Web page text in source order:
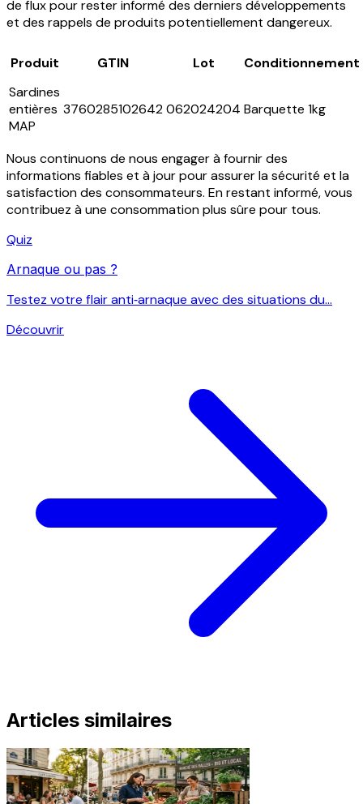
de flux pour rester informé des derniers développements
et des rappels de produits potentiellement dangereux.
Produit GTIN Lot
Conditionnement
Sardines
entières
MAP
3760285102642062024204 Barquette 1kg
Nous continuons de nous engager à fournir des
informations fiables et à jour pour assurer la sécurité et la
satisfaction des consommateurs. En restant informé, vous
contribuez à une consommation plus sûre pour tous.
Quiz
Arnaque ou pas ?
Testez votre flair anti‑arnaque avec des situations du...
Découvrir
Articles similaires